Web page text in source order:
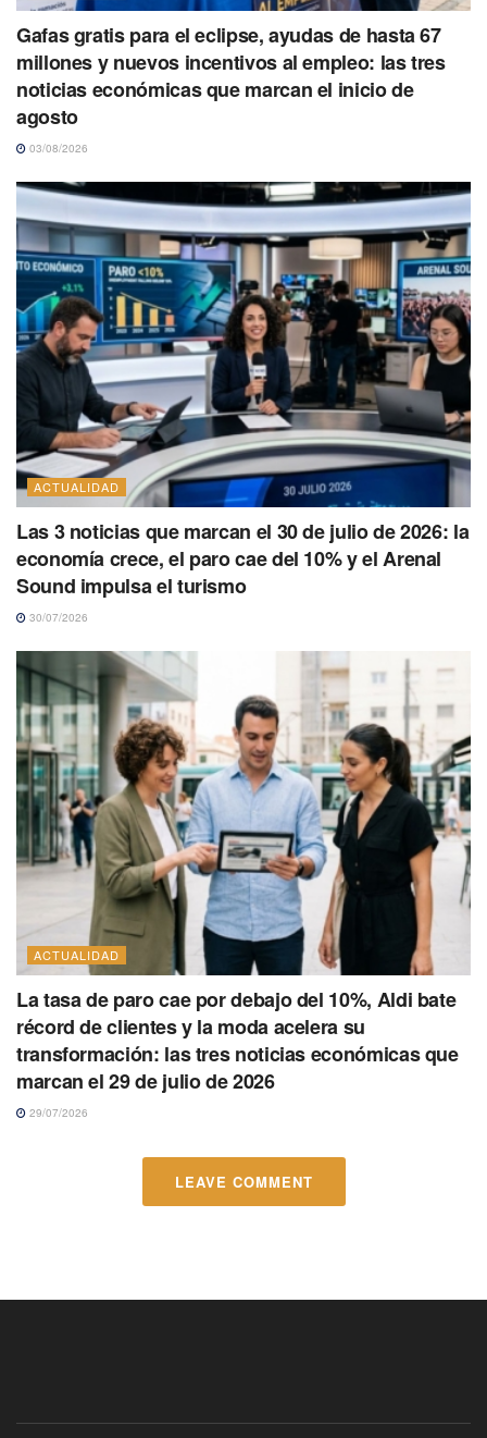
Gafas gratis para el eclipse, ayudas de hasta 67
millones y nuevos incentivos al empleo: las tres
noticias económicas que marcan el inicio de
agosto
03/08/2026
ACTUALIDAD
Las 3 noticias que marcan el 30 de julio de 2026: la
economía crece, el paro cae del 10% y el Arenal
Sound impulsa el turismo
30/07/2026
ACTUALIDAD
La tasa de paro cae por debajo del 10%, Aldi bate
récord de clientes y la moda acelera su
transformación: las tres noticias económicas que
marcan el 29 de julio de 2026
29/07/2026
LEAVE COMMENT